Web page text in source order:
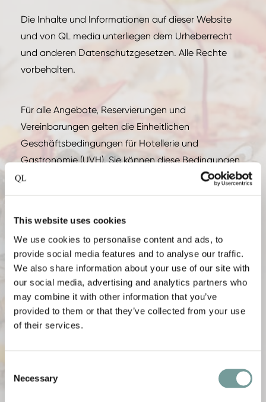
This website uses cookies
We use cookies to personalise content and ads, to
provide social media features and to analyse our traffic.
We also share information about your use of our site with
our social media, advertising and analytics partners who
may combine it with other information that you’ve
provided to them or that they’ve collected from your use
of their services.
Selection
Necessary
Die Inhalte und Informationen auf dieser Website
und von QL media unterliegen dem Urheberrecht
und anderen Datenschutzgesetzen. Alle Rechte
vorbehalten.
Für alle Angebote, Reservierungen und
Vereinbarungen gelten die Einheitlichen
Geschäftsbedingungen für Hotellerie und
Gastronomie (UVH). Sie können diese Bedingungen
von der Website von Koninklijke Horeca Nederland
Quality Lodgings B.V. ist sich der Risiken einer
Buchung über das Internet bewusst und bemüht
sich, die Website so sicher wie möglich zu gestalten.
Wenn Sie ein Hotel über unsere Website buchen,
erklären Sie sich automatisch mit den
Stornierungsbedingungen des betreffenden Hotels
QL arbeitet bei Online-Zahlungen im Webshop mit
Shopify Payments zusammen. Hier können Sie die